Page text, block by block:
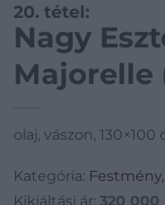
20. tétel:
Nagy
Majorelle
olaj, vászon, 130×100
Kategória:
Kikiáltási ár: 320 000